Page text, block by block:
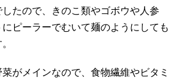
たので、きのこ類やゴボウや人参
ピーラーでむいて麺のようにしても
がメインなので、食物繊維やビタミ